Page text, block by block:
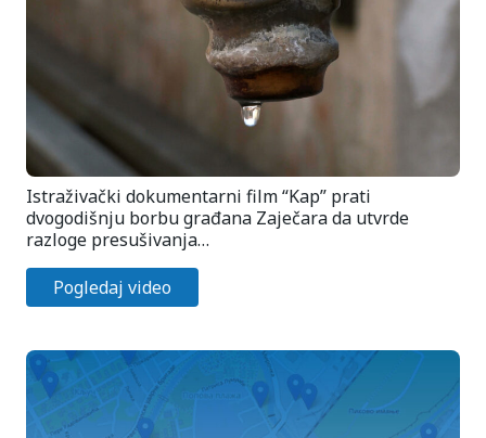
Istraživački dokumentarni film “Kap” prati
dvogodišnju borbu građana Zaječara da utvrde
razloge presušivanja…
Pogledaj video